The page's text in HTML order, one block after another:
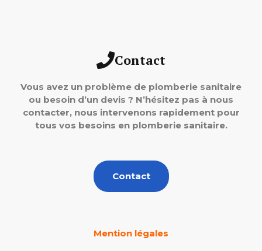
Contact
Vous avez un problème de plomberie sanitaire
ou besoin d’un devis ? N’hésitez pas à nous
contacter, nous intervenons rapidement pour
tous vos besoins en plomberie sanitaire.
Contact
Mention légales